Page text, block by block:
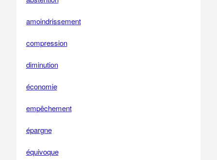
amoindrissement
compression
diminution
économie
empêchement
épargne
équivoque